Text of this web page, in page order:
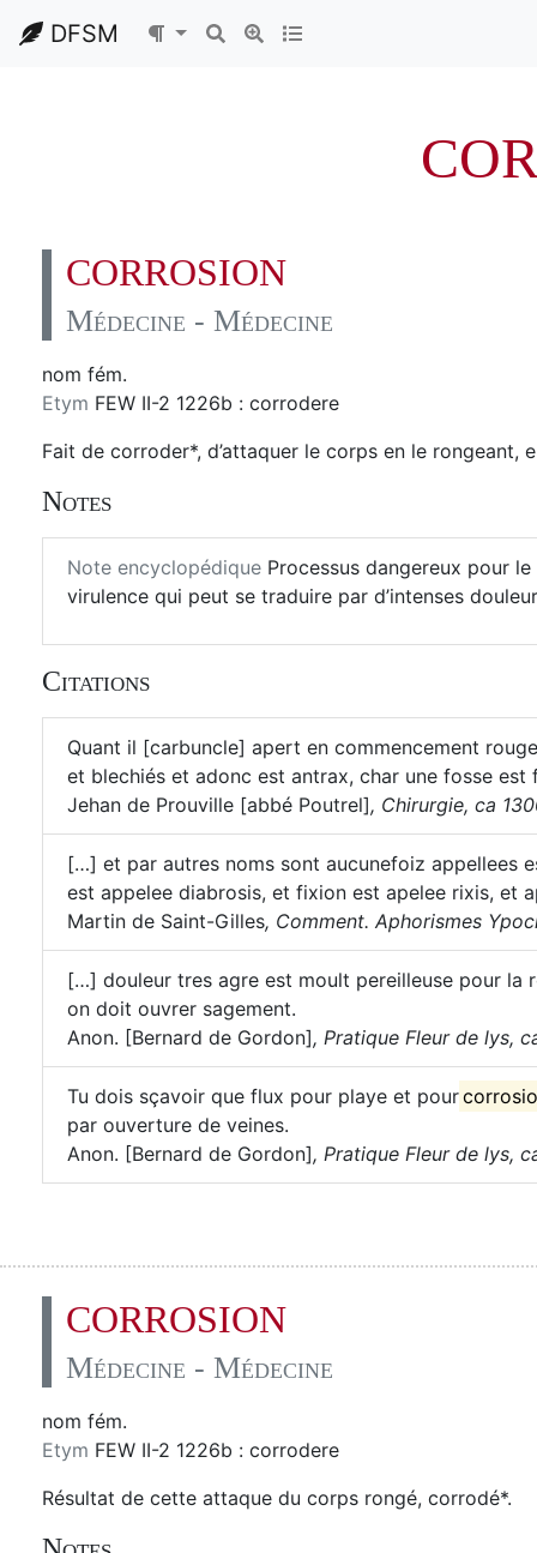
DFSM
CORROSION
Médecine - Médecine
nom fém.
Etym FEW II-2 1226b : corrodere
Fait de corroder*, d’attaquer le corps en le rongeant,
Notes
Note encyclopédique Processus dangereux pour
virulence qui peut se traduire par d’intenses
Citations
Quant il [carbuncle] apert en commencement
et blechiés et adonc est antrax, char une fosse est
Jehan de Prouville [abbé Poutrel], Chirurgie, ca
[…] et par autres noms sont aucunefoiz appellees
est appelee diabrosis, et fixion est apelee rixis, et
Martin de Saint-Gilles, Comment. Aphorismes
[…] douleur tres agre est moult pereilleuse pour la
on doit ouvrer sagement.
Anon. [Bernard de Gordon], Pratique Fleur de lys,
Tu dois sçavoir que flux pour playe et pour
par ouverture de veines.
Anon. [Bernard de Gordon], Pratique Fleur de lys,
CORROSION
Médecine - Médecine
nom fém.
Etym FEW II-2 1226b : corrodere
Résultat de cette attaque du corps rongé, corrodé*.